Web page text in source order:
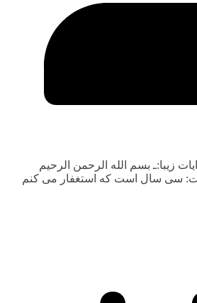
و روایات زیبا:ـ بسم الله الرحمن الرحیم
سال است که استغفار می کنم